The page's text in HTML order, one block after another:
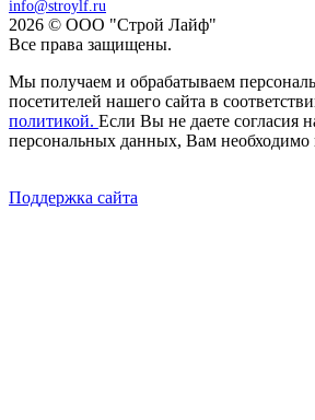
info@stroylf.ru
2026 © ООО "Строй Лайф"
Все права защищены.
Мы получаем и обрабатываем
посетителей нашего сайта в
политикой. Если Вы не даете согласия
персональных данных, Вам необходимо
Поддержка сайта